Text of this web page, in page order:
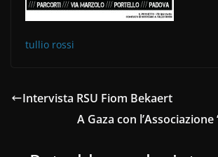
tullio rossi
Intervista RSU Fiom Bekaert
A Gaza con